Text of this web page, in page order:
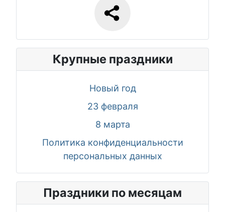
Крупные праздники
Новый год
23 февраля
8 марта
Политика конфиденциальности
персональных данных
Праздники по месяцам